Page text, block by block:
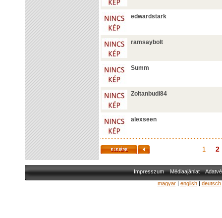
edwardstark
ramsaybolt
Summ
Zoltanbudi84
alexseen
1 2
Impresszum Médiaajánlat
magyar| english| deutsch